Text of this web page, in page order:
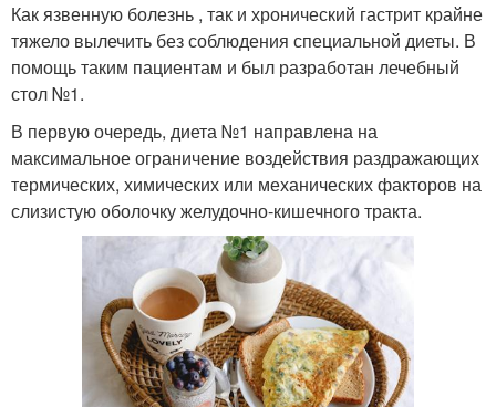
Как язвенную болезнь , так и хронический гастрит крайне
тяжело вылечить без соблюдения специальной диеты. В
помощь таким пациентам и был разработан лечебный
стол №1.
В первую очередь, диета №1 направлена на
максимальное ограничение воздействия раздражающих
термических, химических или механических факторов на
слизистую оболочку желудочно-кишечного тракта.